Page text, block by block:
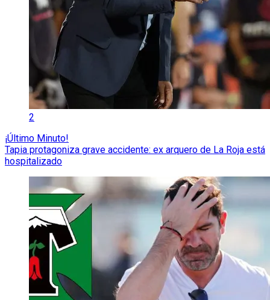
2
¡Último Minuto!
Tapia protagoniza grave accidente: ex arquero de La Roja está
hospitalizado